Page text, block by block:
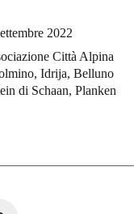
2022
Città Alpina
Idrija, Belluno
di Schaan, Planken